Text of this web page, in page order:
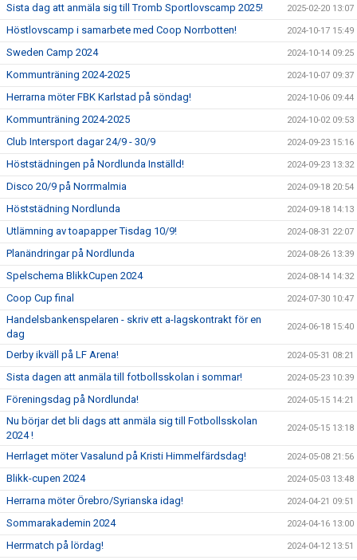
Sista dag att anmäla sig till Tromb Sportlovscamp 2025! 2025-02-20 13:07
Höstlovscamp i samarbete med Coop Norrbotten! 2024-10-17 15:49
Sweden Camp 2024 2024-10-14 09:25
Kommunträning 2024-2025 2024-10-07 09:37
Herrarna möter FBK Karlstad på söndag! 2024-10-06 09:44
Kommunträning 2024-2025 2024-10-02 09:53
Club Intersport dagar 24/9 - 30/9 2024-09-23 15:16
Höststädningen på Nordlunda Inställd! 2024-09-23 13:32
Disco 20/9 på Norrmalmia 2024-09-18 20:54
Höststädning Nordlunda 2024-09-18 14:13
Utlämning av toapapper Tisdag 10/9! 2024-08-31 22:07
Planändringar på Nordlunda 2024-08-26 13:39
Spelschema BlikkCupen 2024 2024-08-14 14:32
Coop Cup final 2024-07-30 10:47
Handelsbankenspelaren - skriv ett a-lagskontrakt för en
dag
2024-06-18 15:40
Derby ikväll på LF Arena! 2024-05-31 08:21
Sista dagen att anmäla till fotbollsskolan i sommar! 2024-05-23 10:39
Föreningsdag på Nordlunda! 2024-05-15 14:21
Nu börjar det bli dags att anmäla sig till Fotbollsskolan
2024 !
2024-05-15 13:18
Herrlaget möter Vasalund på Kristi Himmelfärdsdag! 2024-05-08 21:56
Blikk-cupen 2024 2024-05-03 13:48
Herrarna möter Örebro/Syrianska idag! 2024-04-21 09:51
Sommarakademin 2024 2024-04-16 13:00
Herrmatch på lördag! 2024-04-12 13:51